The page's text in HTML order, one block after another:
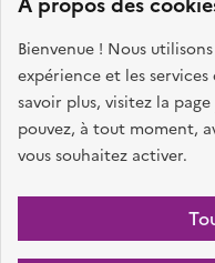
Bienvenue ! Nous
expérience et les
savoir plus, visitez la page
pouvez, à tout moment,
vous souhaitez activer.
SIEC - Maison des
Académies de Créteil,
7, rue Ernest Renan
94749 ARCUEIL CEDEX
Nous contacter
facebook
x